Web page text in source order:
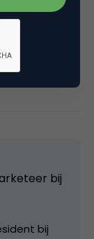
bij
bij